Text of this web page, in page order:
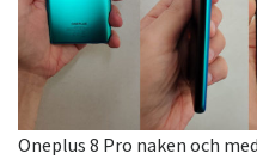
Oneplus 8 Pro naken och